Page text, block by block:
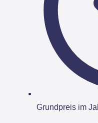
Grundpreis im